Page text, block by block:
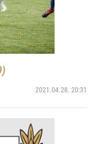
2021.04.28. 20:31